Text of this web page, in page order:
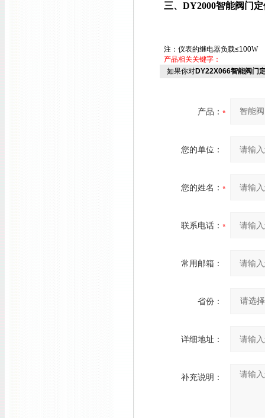
三、 DY2000智能阀门定
注：仪表的继电器负载≤100W
产品相关关键字：
如果你对DY22X066智能阀门
产品：
您的单位：
您的姓名：
联系电话：
常用邮箱：
省份：
详细地址：
补充说明：